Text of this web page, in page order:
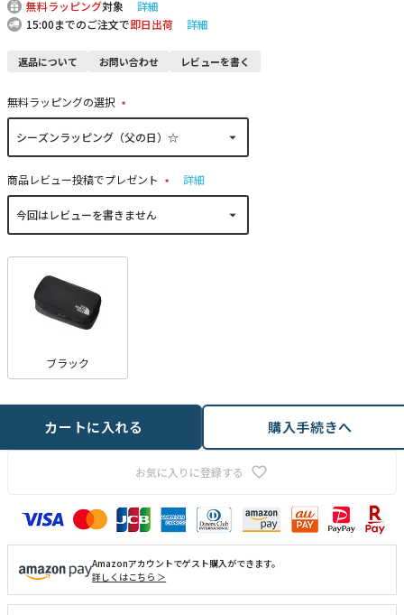
無料ラッピング対象
詳細
15:00までのご注文で即日出荷 詳細
返品について お問い合わせ レビューを書く
無料ラッピングの選択
(
必
商品レビュー投稿でプレゼント
(
詳細
ブラック
お気に入りに登録する
カートに入れる 購入手続きへ
Amazonアカウントでゲスト購入ができます。
詳しくはこちら ＞